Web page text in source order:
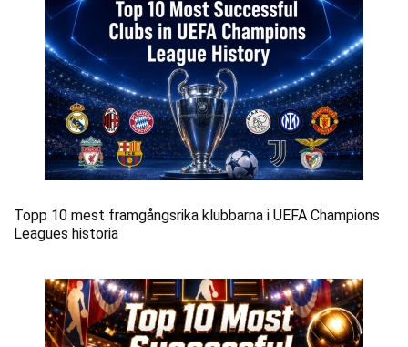
Topp 10 mest framgångsrika klubbarna i UEFA Champions
Leagues historia